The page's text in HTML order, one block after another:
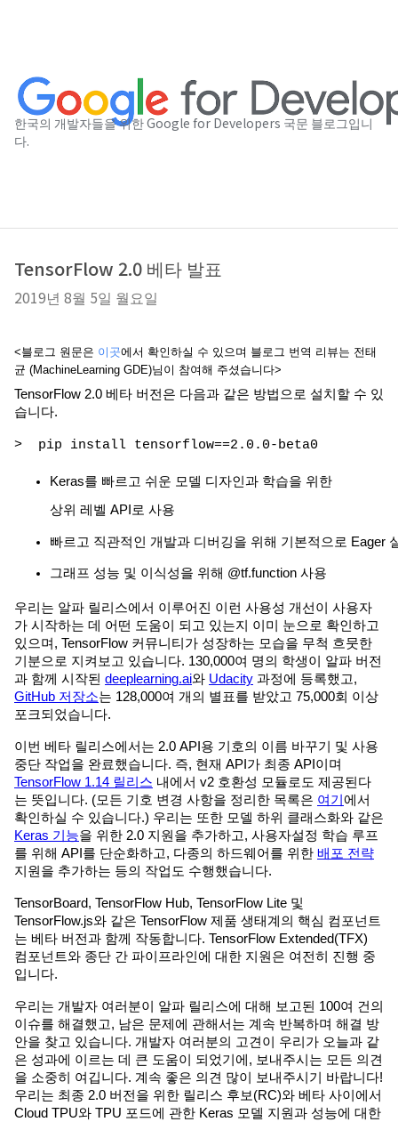
한국의 개발자들을 위한 Google for Developers 국문 블로그입니
다.
TensorFlow 2.0 베타 발표
2019년 8월 5일 월요일
<블로그 원문은 이곳에서 확인하실 수 있으며 블로그 번역 리뷰는 전태
균 (MachineLearning GDE)님이 참여해 주셨습니다>
TensorFlow 2.0 베타 버전은 다음과 같은 방법으로 설치할 수 있
습니다.
> pip install tensorflow==2.0.0-beta0
Keras를 빠르고 쉬운 모델 디자인과 학습을 위한
상위 레벨 API로 사용
빠르고 직관적인 개발과 디버깅을 위해 기본적으로 Eager
그래프 성능 및 이식성을 위해 @tf.function 사용
우리는 알파 릴리스에서 이루어진 이런 사용성 개선이 사용자
가 시작하는 데 어떤 도움이 되고 있는지 이미 눈으로 확인하고
있으며, TensorFlow 커뮤니티가 성장하는 모습을 무척 흐뭇한
기분으로 지켜보고 있습니다. 130,000여 명의 학생이 알파 버전
과 함께 시작된 deeplearning.ai와 Udacity 과정에 등록했고,
GitHub 저장소는 128,000여 개의 별표를 받았고 75,000회 이상
포크되었습니다.
이번 베타 릴리스에서는 2.0 API용 기호의 이름 바꾸기 및 사용
중단 작업을 완료했습니다. 즉, 현재 API가 최종 API이며
TensorFlow 1.14 릴리스 내에서 v2 호환성 모듈로도 제공된다
는 뜻입니다. (모든 기호 변경 사항을 정리한 목록은 여기 에서
확인하실 수 있습니다.) 우리는 또한 모델 하위 클래스화와 같은
Keras 기능을 위한 2.0 지원을 추가하고, 사용자설정 학습 루프
를 위해 API를 단순화하고, 다종의 하드웨어를 위한 배포 전략
지원을 추가하는 등의 작업도 수행했습니다.
TensorBoard, TensorFlow Hub, TensorFlow Lite 및
TensorFlow.js와 같은 TensorFlow 제품 생태계의 핵심 컴포넌트
는 베타 버전과 함께 작동합니다. TensorFlow Extended(TFX)
컴포넌트와 종단 간 파이프라인에 대한 지원은 여전히 진행 중
입니다.
우리는 개발자 여러분이 알파 릴리스에 대해 보고된 100여 건의
이슈를 해결했고, 남은 문제에 관해서는 계속 반복하며 해결 방
안을 찾고 있습니다. 개발자 여러분의 고견이 우리가 오늘과 같
은 성과에 이르는 데 큰 도움이 되었기에, 보내주시는 모든 의견
을 소중히 여깁니다. 계속 좋은 의견 많이 보내주시기 바랍니다!
우리는 최종 2.0 버전을 위한 릴리스 후보(RC)와 베타 사이에서
Cloud TPU와 TPU 포드에 관한 Keras 모델 지원과 성능에 대한